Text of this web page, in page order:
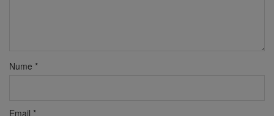
Nume *
Email *